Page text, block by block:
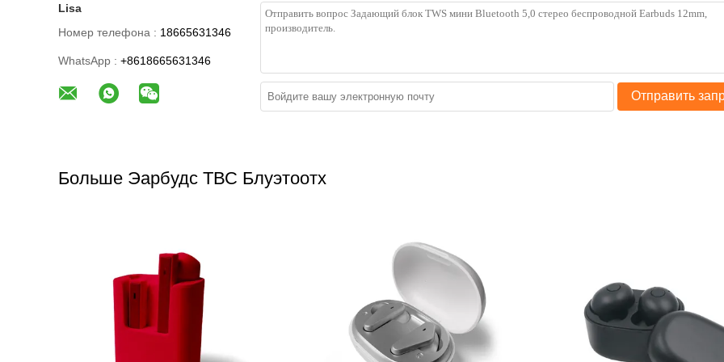
Lisa
Номер телефона : 18665631346
WhatsApp : +8618665631346
Отправить
Больше Эарбудс ТВС Блуэтоотх